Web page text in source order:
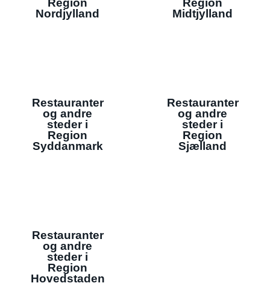
Region
Nordjylland
Region
Midtjylland
Restauranter
og andre
steder i
Region
Syddanmark
Restauranter
og andre
steder i
Region
Sjælland
Restauranter
og andre
steder i
Region
Hovedstaden